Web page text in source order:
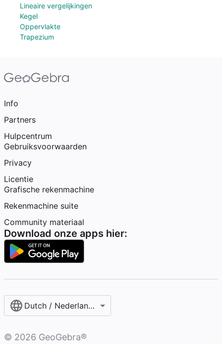
Lineaire vergelijkingen
Kegel
Oppervlakte
Trapezium
Info
Partners
Hulpcentrum
Gebruiksvoorwaarden
Privacy
Licentie
Grafische rekenmachine
Rekenmachine suite
Community materiaal
Download onze apps hier:
Dutch / Nederlands‎ (België)‎
© 2026 GeoGebra®